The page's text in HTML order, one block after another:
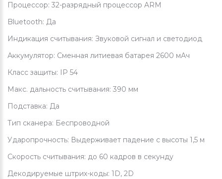
Процессор: 32-разрядный процессор ARM
Bluetooth: Да
Индикация считывания: Звуковой сигнал и светодиод
Аккумулятор: Сменная литиевая батарея 2600 мАч
Класс защиты: IP 54
Макс. дальность считывания: 390 мм
Подставка: Да
Тип сканера: Беспроводной
Ударопрочность: Выдерживает падение с высоты 1,5 м
Скорость считывания: до 60 кадров в секунду
Декодируемые штрих-коды: 1D, 2D